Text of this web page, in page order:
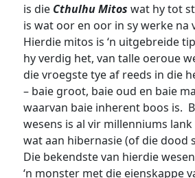
is die Cthulhu Mitos wat hy tot
is wat oor en oor in sy werke na
Hierdie mitos is ‘n uitgebreide
hy verdig het, van talle oeroue
die vroegste tye af reeds in die
– baie groot, baie oud en baie
waarvan baie inherent boos is.
wesens is al vir millenniums lank
wat aan hibernasie (of die dood
Die bekendste van hierdie
‘n monster met die eienskappe